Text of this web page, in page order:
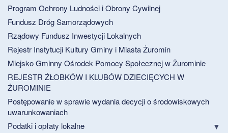
Program Ochrony Ludności i Obrony Cywilnej
Fundusz Dróg Samorządowych
Rządowy Fundusz Inwestycji Lokalnych
Rejestr Instytucji Kultury Gminy i Miasta Żuromin
Miejsko Gminny Ośrodek Pomocy Społecznej w Żurominie
REJESTR ŻŁOBKÓW I KLUBÓW DZIECIĘCYCH W
ŻUROMINIE
Postępowanie w sprawie wydania decycji o środowiskowych
uwarunkowaniach
Podatki i opłaty lokalne